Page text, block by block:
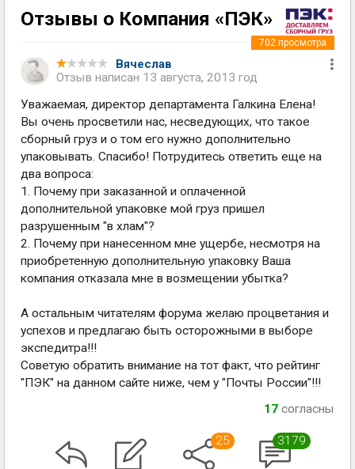
Отзывы о Компания «ПЭК»
Вячеслав
Отзыв написан 13 августа, 2013 год
702 просмотра
Уважаемая, директор департамента Галкина Елена!
Вы очень просветили нас, несведующих, что такое
сборный груз и о том его нужно дополнительно
упаковывать. Спасибо! Потрудитесь ответить еще на
два вопроса:
1. Почему при заказанной и оплаченной
дополнительной упаковке мой груз пришел
разрушенным "в хлам"?
2. Почему при нанесенном мне ущербе, несмотря на
приобретенную дополнительную упаковку Ваша
компания отказала мне в возмещении убытка?
А остальным читателям форума желаю процветания и
успехов и предлагаю быть осторожными в выборе
экспедитра!!!
Советую обратить внимание на тот факт, что рейтинг
"ПЭК" на данном сайте ниже, чем у "Почты России"!!!
17 согласны
25 3179